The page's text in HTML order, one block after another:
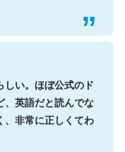
しい。ほぼ公式のド
英語だと読んでな
非常に正しくてわ